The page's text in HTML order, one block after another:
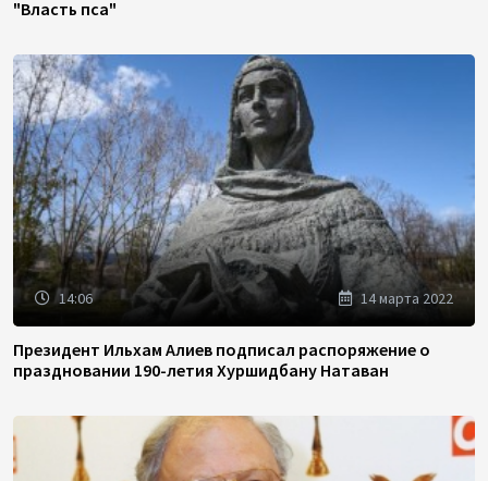
"Власть пса"
14:06 14 марта 2022
Президент Ильхам Алиев подписал распоряжение о
праздновании 190-летия Хуршидбану Натаван